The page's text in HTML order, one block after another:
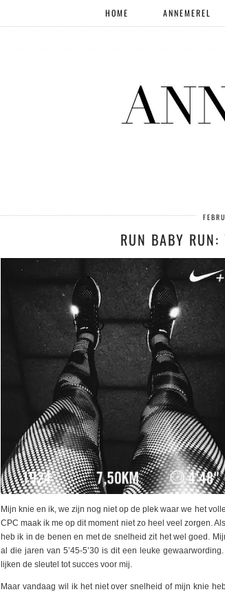
HOME ANNEMEREL
RUN BABY
Mijn knie en ik, we zijn nog niet op de plek waar we het
CPC maak ik me op dit moment niet zo heel veel zorgen.
heb ik in de benen en met de snelheid zit het wel goed.
al die jaren van 5’45-5’30 is dit een leuke
lijken de sleutel tot succes voor mij.
Maar vandaag wil ik het niet over snelheid of mijn knie